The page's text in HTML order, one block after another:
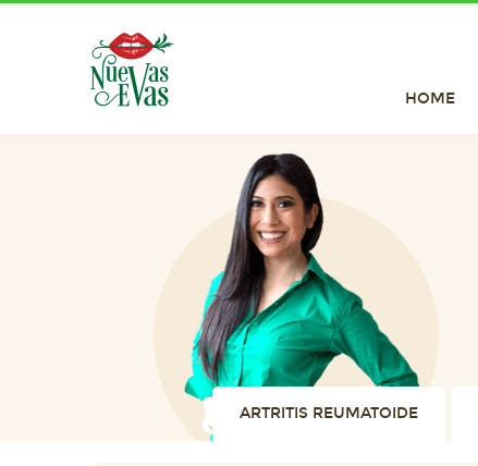
HOME
ARTRITIS REUMATOIDE